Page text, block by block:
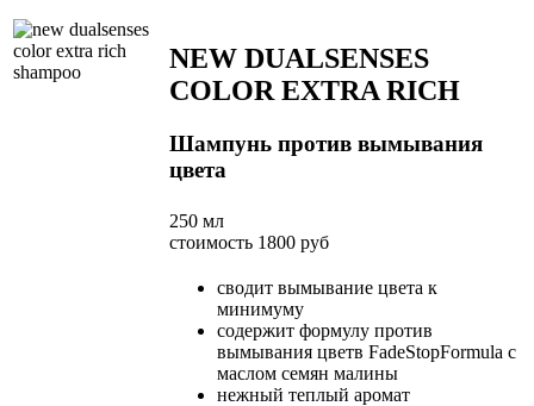
NEW DUALSENSES
COLOR EXTRA RICH
Шампунь против вымывания
цвета
250 мл
стоимость 1800 руб
сводит вымывание цвета к
минимуму
содержит формулу против
вымывания цветв FadeStopFormula с
маслом семян малины
нежный теплый аромат